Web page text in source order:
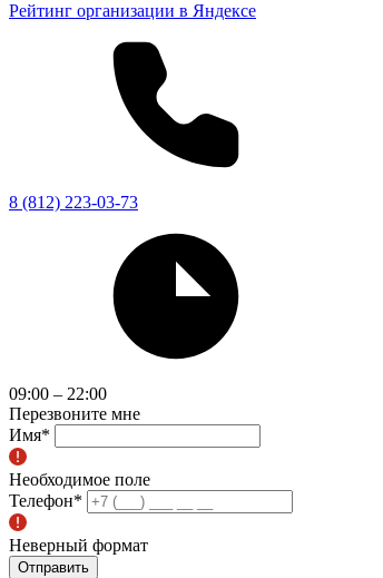
Рейтинг организации в Яндексе
8 (812) 223-03-73
09:00 – 22:00
Перезвоните мне
Имя*
Необходимое поле
Телефон*
Неверный формат
Отправить